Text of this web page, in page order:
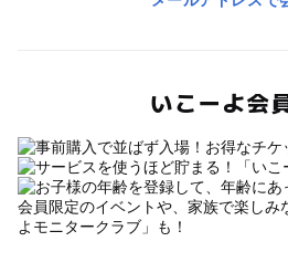
いこーよ会
会員限定のイベントや、家族で楽しみ
よモニタークラブ」も！